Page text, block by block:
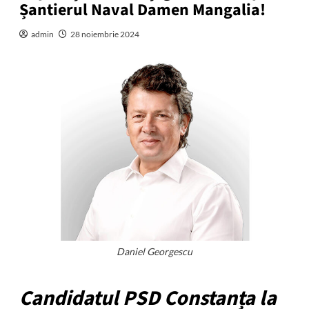
Șantierul Naval Damen Mangalia!
admin 28 noiembrie 2024
Daniel Georgescu
Candidatul PSD Constanța la